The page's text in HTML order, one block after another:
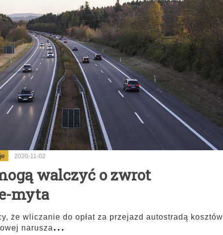
2020-11-02
walczyć o zwrot
myta
że wliczanie do opłat za przejazd autostradą kosztów
narusza...